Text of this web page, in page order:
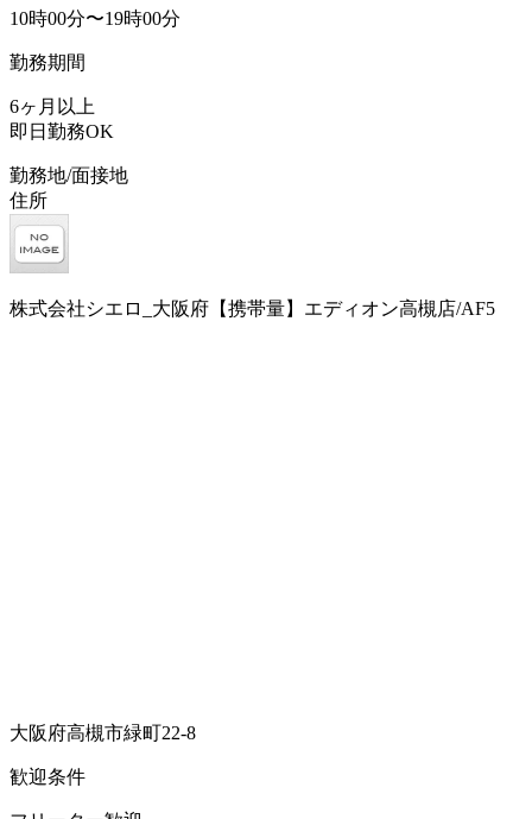
10時00分〜19時00分
勤務期間
6ヶ月以上
即日勤務OK
勤務地/面接地
住所
株式会社シエロ_大阪府【携帯量】エディオン高槻店/AF5
大阪府高槻市緑町22-8
歓迎条件